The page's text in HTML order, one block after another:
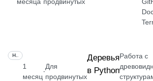
1
месяц
·
Для
продвинутых
Деревья
в Python
Работа с